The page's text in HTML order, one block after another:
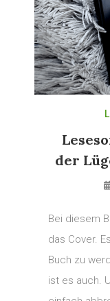
der
Bei diesem
das Cover.
Buch zu
ist es auch.